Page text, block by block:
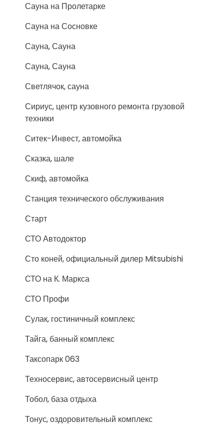
Сауна на Пролетарке
Сауна на Сосновке
Сауна, Сауна
Сауна, Сауна
Светлячок, сауна
Сириус, центр кузовного ремонта грузовой
техники
Ситек-Инвест, автомойка
Сказка, шале
Скиф, автомойка
Станция технического обслуживания
Старт
СТО Автодоктор
Сто коней, официальный дилер Mitsubishi
СТО на К. Маркса
СТО Профи
Сулак, гостиничный комплекс
Тайга, банный комплекс
Таксопарк 063
Техносервис, автосервисный центр
Тобол, база отдыха
Тонус, оздоровительный комплекс